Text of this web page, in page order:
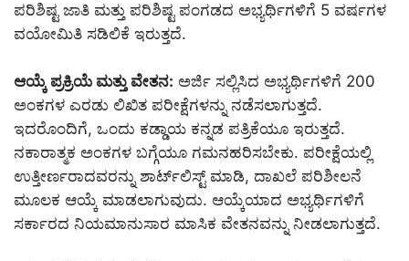
ಪರಿಶಿಷ್ಟ ಜಾತಿ ಮತ್ತು ಪರಿಶಿಷ್ಟ ಪಂಗಡದ ಅಭ್ಯರ್ಥಿಗಳಿಗೆ 5 ವರ್ಷಗಳ
ವಯೋಮಿತಿ ಸಡಿಲಿಕೆ ಇರುತ್ತದೆ.
ಆಯ್ಕೆ ಪ್ರಕ್ರಿಯೆ ಮತ್ತು ವೇತನ: ಅರ್ಜಿ ಸಲ್ಲಿಸಿದ ಅಭ್ಯರ್ಥಿಗಳಿಗೆ 200
ಅಂಕಗಳ ಎರಡು ಲಿಖಿತ ಪರೀಕ್ಷೆಗಳನ್ನು ನಡೆಸಲಾಗುತ್ತದೆ.
ಇದರೊಂದಿಗೆ, ಒಂದು ಕಡ್ಡಾಯ ಕನ್ನಡ ಪತ್ರಿಕೆಯೂ ಇರುತ್ತದೆ.
ನಕಾರಾತ್ಮಕ ಅಂಕಗಳ ಬಗ್ಗೆಯೂ ಗಮನಹರಿಸಬೇಕು. ಪರೀಕ್ಷೆಯಲ್ಲಿ
ಉತ್ತೀರ್ಣರಾದವರನ್ನು ಶಾರ್ಟ್‌ಲಿಸ್ಟ್ ಮಾಡಿ, ದಾಖಲೆ ಪರಿಶೀಲನೆ
ಮೂಲಕ ಆಯ್ಕೆ ಮಾಡಲಾಗುವುದು. ಆಯ್ಕೆಯಾದ ಅಭ್ಯರ್ಥಿಗಳಿಗೆ
ಸರ್ಕಾರದ ನಿಯಮಾನುಸಾರ ಮಾಸಿಕ ವೇತನವನ್ನು ನೀಡಲಾಗುತ್ತದೆ.